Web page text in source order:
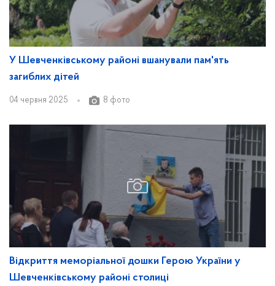
У Шевченківському районі вшанували пам'ять
загиблих дітей
04 червня 2025 8 фото
Відкриття меморіальної дошки Герою України у
Шевченківському районі столиці